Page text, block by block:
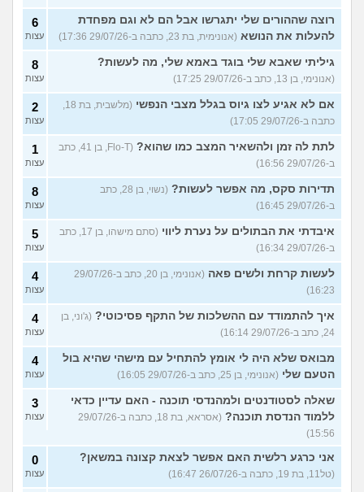
רוצה שההורים שלי יתגרשו אבל הם לא וגם מפחדת
להעלות את הנושא (אנונימית, בת 23, כתבה ב-29/07/26 17:36)
6
עצות
גיליתי שאבא שלי בוגד באמא שלי, מה לעשות?
(אנונימי, בן 13, כתב ב-29/07/26 17:25)
8
עצות
אם לא אגיע לצו גיוס בגלל מצבי הנפשי
כתבה ב-29/07/26 17:05)
2
עצות
לתת לה זמן ולהשאיר המצב כמו שהוא?
(Flo-T, בן 41, כתב
ב-29/07/26 16:56)
1
עצות
תדירות סקס, מה אפשר לעשות?
(נשוי, בן 28, כתב
ב-29/07/26 16:45)
8
עצות
איבדתי את הבתולים על נערת ליווי
(סתם מישהו, בן 17, כתב
ב-29/07/26 16:34)
5
עצות
לעשות קרחת ולשים פאה
(אנונימי, בן 20, כתב ב-29/07/26
16:23)
4
עצות
איך להתמודד עם ההשלכות של התקף פסיכוטי? (ג'וני, בן
24, כתב ב-29/07/26 16:14)
4
עצות
מבואס שלא היה לי אומץ להתחיל עם מישהי שהיא בול
הטעם שלי (אנונימי, בן 25, כתב ב-29/07/26 16:05)
4
עצות
שאלה לסטודנטים ולמהנדסי תוכנה - האם עדיין כדאי
ללמוד הנדסת תוכנה?
(אסראא, בת 18, כתבה ב-29/07/26
15:56)
3
עצות
אני כרגע רלשית האם אפשר לצאת קצונה במשאן?
(טל11, בת 19, כתבה ב-26/07/26 16:47)
0
עצות